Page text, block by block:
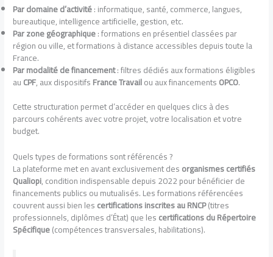
Par domaine d’activité: informatique, santé, commerce, langues,
bureautique, intelligence artificielle, gestion, etc.
Par zone géographique: formations en présentiel classées par
région ou ville, et formations à distance accessibles depuis toute la
France.
Par modalité de financement: filtres dédiés aux formations éligibles
auCPF, aux dispositifsFrance Travailou aux financementsOPCO.
Cette structuration permet d’accéder en quelques clics à des
parcours cohérents avec votre projet, votre localisation et votre
budget.
Quels types de formations sont référencés ?
La plateforme met en avant exclusivement desorganismes certifiés
Qualiopi, condition indispensable depuis 2022 pour bénéficier de
financements publics ou mutualisés. Les formations référencées
couvrent aussi bien lescertifications inscrites au RNCP(titres
professionnels, diplômes d’État) que lescertifications du Répertoire
Spécifique(compétences transversales, habilitations).